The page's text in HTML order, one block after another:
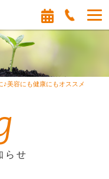
♪美容にも健康にもオススメ
らせ